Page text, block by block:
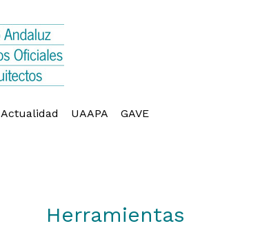
Actualidad UAAPA GAVE
Herramientas